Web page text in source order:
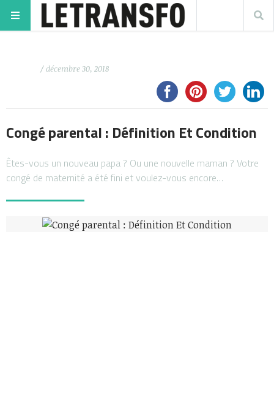
/ décembre 30, 2018
Congé parental : Définition Et Condition
Êtes-vous un nouveau papa ? Ou une nouvelle maman ? Votre
congé de maternité a été fini et voulez-vous encore…